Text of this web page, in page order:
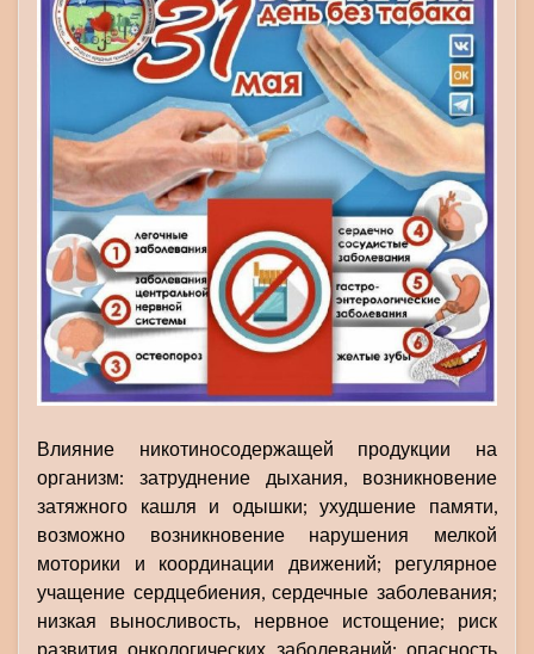
Влияние никотиносодержащей продукции на
организм: затруднение дыхания, возникновение
затяжного кашля и одышки; ухудшение памяти,
возможно возникновение нарушения мелкой
моторики и координации движений; регулярное
учащение сердцебиения, сердечные заболевания;
низкая выносливость, нервное истощение; риск
развития онкологических заболеваний; опасность